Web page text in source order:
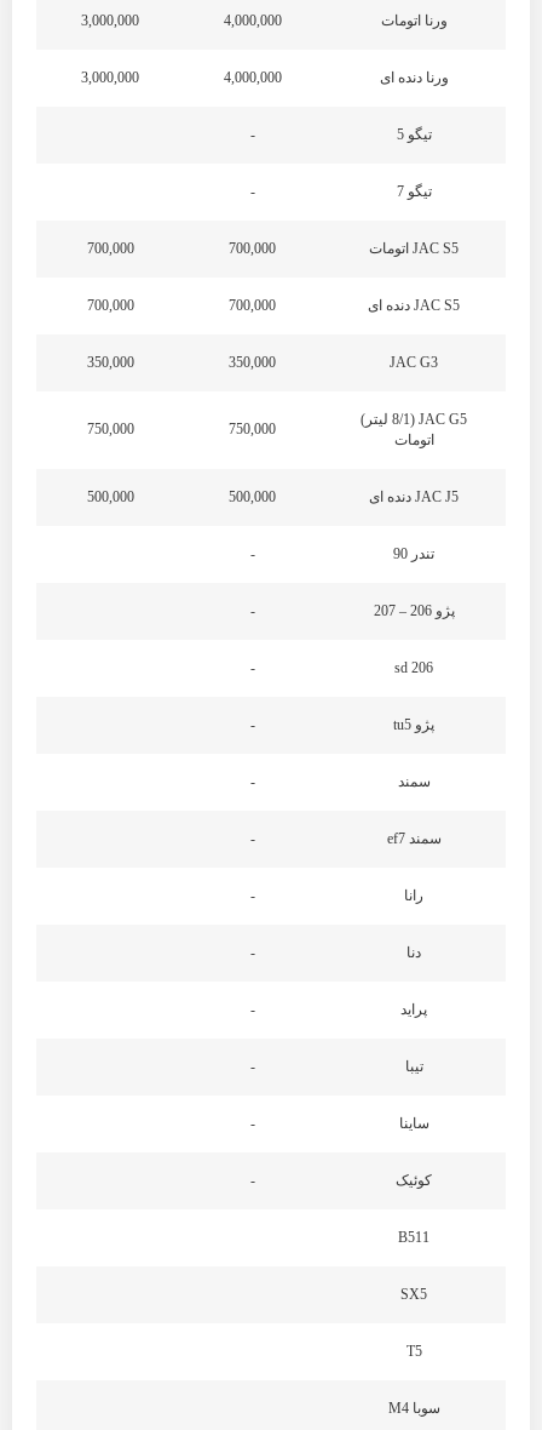
ورنا اتومات 4,000,000
3,000,000
ورنا دنده ای 4,000,000
3,000,000
تیگو 5 -
تیگو 7 -
JAC S5 اتومات 700,000
700,000
JAC S5 دنده ای 700,000
700,000
JAC G3
350,000
350,000
JAC G5 (8/1 لیتر)
اتومات
750,000
750,000
JAC J5 دنده ای 500,000
500,000
تندر 90 -
پژو 206 – 207 -
206 sd
-
پژو tu5 -
سمند -
سمند ef7 -
رانا -
دنا -
پراید -
تیبا -
ساینا -
کوئیک -
B511
SX5
T5
سوبا M4